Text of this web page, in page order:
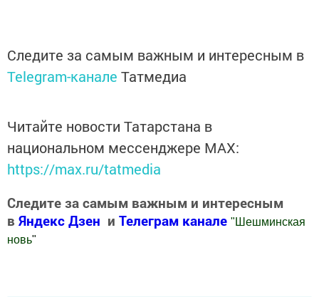
Следите за самым важным и интересным в
Telegram-канале Татмедиа
Читайте новости Татарстана в
национальном мессенджере MАХ:
https://max.ru/tatmedia
Следите за самым важным и интересным
в Яндекс Дзен и Телеграм канале " Шешминская
новь"